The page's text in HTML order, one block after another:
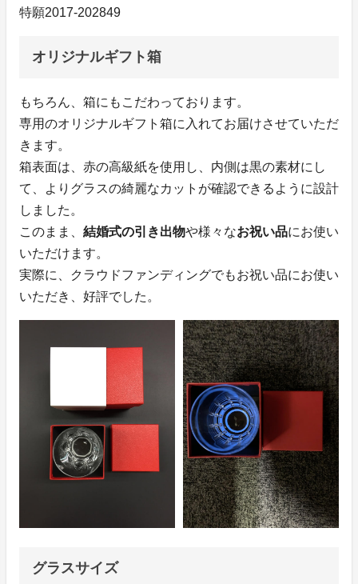
特願2017-202849
オリジナルギフト箱
もちろん、箱にもこだわっております。
専用のオリジナルギフト箱に入れてお届けさせていただ
きます。
箱表面は、赤の高級紙を使用し、内側は黒の素材にし
て、よりグラスの綺麗なカットが確認できるように設計
しました。
このまま、 結婚式の引き出物や様々なお祝い品にお使い
いただけます。
実際に、クラウドファンディングでもお祝い品にお使い
いただき、好評でした。
グラスサイズ